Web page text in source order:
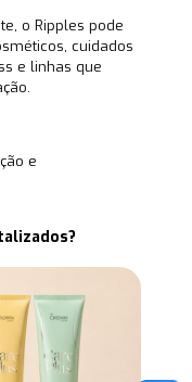
o Ripples pode
cuidados
e linhas que
e